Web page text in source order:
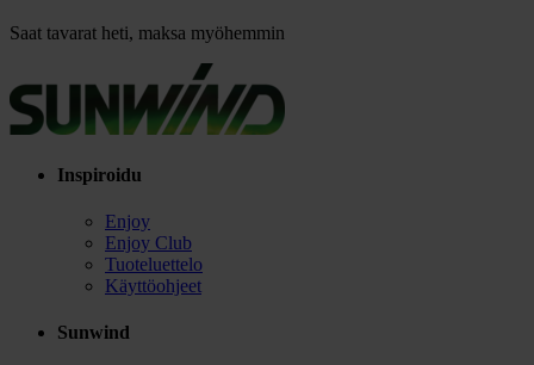
Saat tavarat heti, maksa myöhemmin
Inspiroidu
Enjoy
Enjoy Club
Tuoteluettelo
Käyttöohjeet
Sunwind